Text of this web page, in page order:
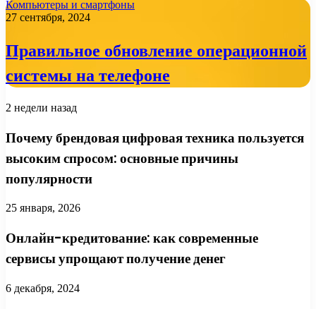
Компьютеры и смартфоны
27 сентября, 2024
Правильное обновление операционной
системы на телефоне
2 недели назад
Почему брендовая цифровая техника пользуется
высоким спросом: основные причины
популярности
25 января, 2026
Онлайн-кредитование: как современные
сервисы упрощают получение денег
6 декабря, 2024